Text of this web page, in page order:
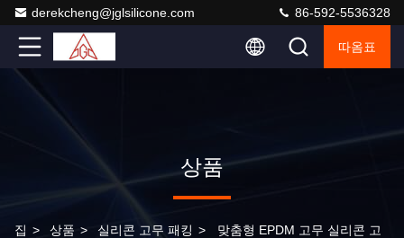
derekcheng@jglsilicone.com 86-592-5536328
따옴표
상품
집 > 상품 > 실리콘 고무 패킹 > 맞춤형 EPDM 고무 실리콘 고